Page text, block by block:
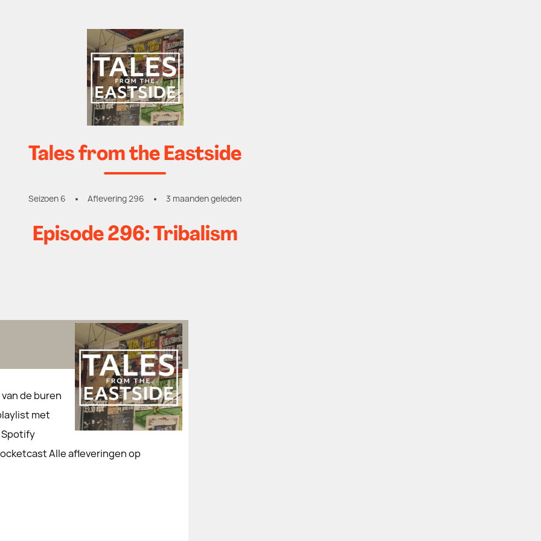
Tales from the Eastside
Seizoen 6 Aflevering 296 3 maanden geleden
Episode 296: Tribalism
de buren
met
Spotify
Alle afleveringen op